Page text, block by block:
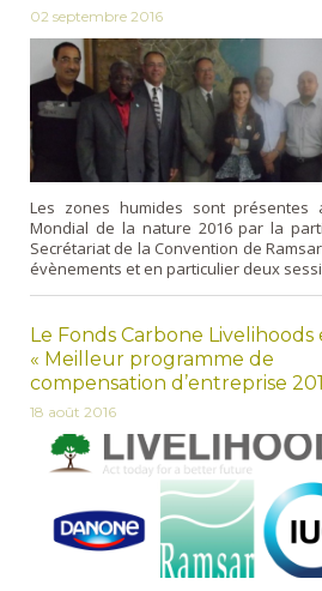
02 septembre 2016
Les zones humides sont présentes
Mondial de la nature 2016 par la
Secrétariat de la Convention de
évènements et en particulier deux
Le Fonds Carbone Livelihoods
« Meilleur programme de
compensation d’entreprise
18 août 2016